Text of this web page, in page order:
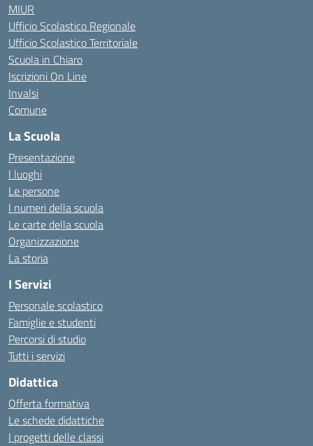
MIUR
Ufficio Scolastico Regionale
Ufficio Scolastico Territoriale
Scuola in Chiaro
Iscrizioni On Line
Invalsi
Comune
La Scuola
Presentazione
I luoghi
Le persone
I numeri della scuola
Le carte della scuola
Organizzazione
La storia
I Servizi
Personale scolastico
Famiglie e studenti
Percorsi di studio
Tutti i servizi
Didattica
Offerta formativa
Le schede didattiche
I progetti delle classi